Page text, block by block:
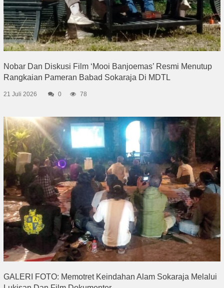
Nobar Dan Diskusi Film ‘Mooi Banjoemas’ Resmi Menutup
Rangkaian Pameran Babad Sokaraja Di MDTL
21 Juli 2026 0 78
GALERI FOTO: Memotret Keindahan Alam Sokaraja Melalui